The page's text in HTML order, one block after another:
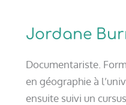
Jordane
Documentariste.
en géographie à
ensuite suivi un